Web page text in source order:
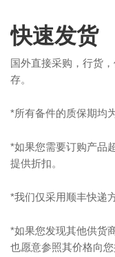
快速发货
国外直接采购，行货
存。
*所有备件的质保期均
*如果您需要订购产品
提供折扣。
*我们仅采用顺丰快递
*如果您发现其他供货
也愿意参照其价格向您